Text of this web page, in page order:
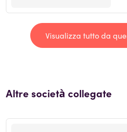
Visualizza tutto da
Altre società collegate